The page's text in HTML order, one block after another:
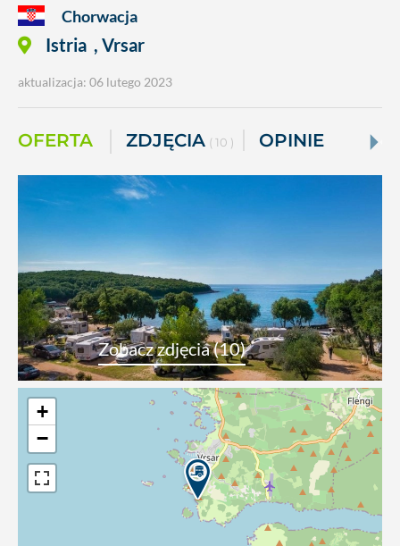
Chorwacja
Istria , Vrsar
aktualizacja: 06 lutego 2023
OFERTA ZDJĘCIA ( 10 ) OPINIE
Zobacz zdjęcia (10)
+
−